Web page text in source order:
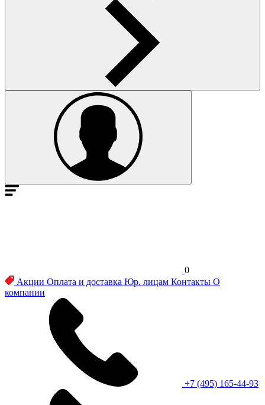
0
Акции Оплата и доставка Юр. лицам Контакты О
компании
+7 (495) 165-44-93